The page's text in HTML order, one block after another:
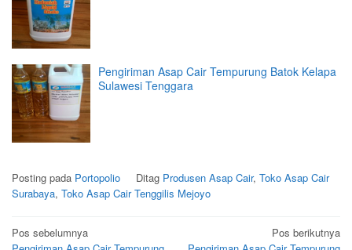
Pengiriman Asap Cair Tempurung Batok Kelapa
Sulawesi Tenggara
Posting pada Portopolio Ditag Produsen Asap Cair, Toko Asap Cair
Surabaya, Toko Asap Cair Tenggilis Mejoyo
Navigasi
Pos sebelumnya
Pos berikutnya